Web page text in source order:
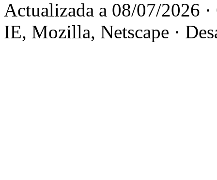
Actualizada a 08/07/2026
IE, Mozilla, Netscape ·